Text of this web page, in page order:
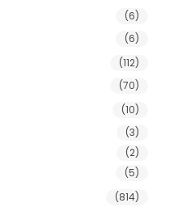
(6)
(6)
(112)
(70)
(10)
(3)
(2)
(5)
(814)